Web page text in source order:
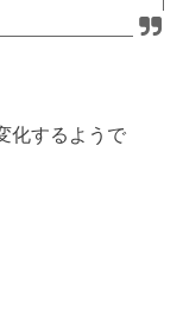
化するようで